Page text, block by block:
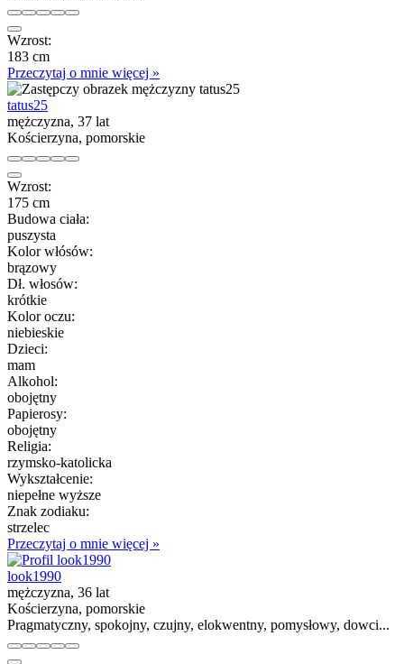
Wzrost:
183 cm
Przeczytaj o mnie więcej »
tatus25
mężczyzna, 37 lat
Kościerzyna, pomorskie
Wzrost:
175 cm
Budowa ciała:
puszysta
Kolor włósów:
brązowy
Dł. włosów:
krótkie
Kolor oczu:
niebieskie
Dzieci:
mam
Alkohol:
obojętny
Papierosy:
obojętny
Religia:
rzymsko-katolicka
Wykształcenie:
niepełne wyższe
Znak zodiaku:
strzelec
Przeczytaj o mnie więcej »
look1990
mężczyzna, 36 lat
Kościerzyna, pomorskie
Pragmatyczny, spokojny, czujny, elokwentny, pomysłowy, dowci...